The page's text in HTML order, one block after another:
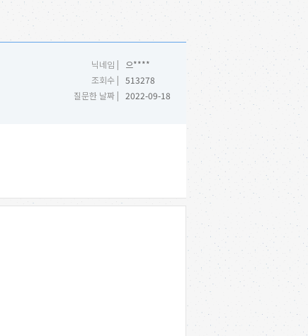
닉네임 |
으****
조회수 | 513278
질문한 날짜 | 2022-09-18